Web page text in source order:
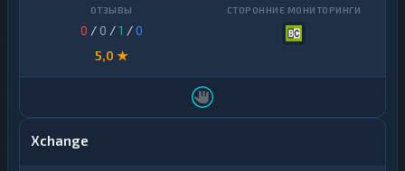
0 / 0 /1 /0
5,0 ★
Xchange